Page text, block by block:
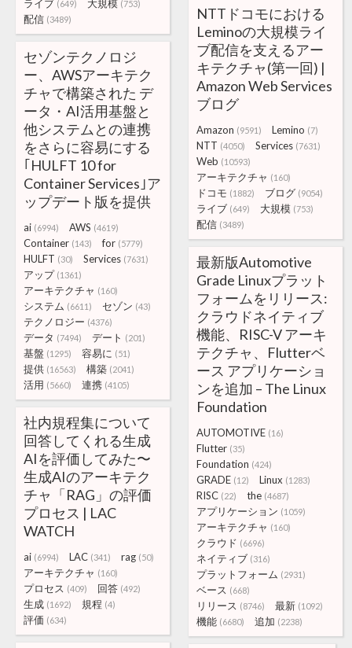
ライブ (649) 大規模 (753)
配信 (3489)
NTTドコモにおける
Leminoの大規模ライ
ブ配信を支えるアー
キテクチャ(第一回) |
Amazon Web Services
ブログ
Amazon (9591) Lemino (7)
NTT (4050) Services (7631)
Web (10593)
アーキテクチャ (160)
ドコモ (1882) ブログ (9054)
ライブ (649) 大規模 (753)
配信 (3489)
セゾンテクノロジ
ー、AWSアーキテク
チャで構築された デ
ータ・AI活用基盤と
他システムとの連携
をさらに容易にする
｢HULFT 10 for
Container Services｣ア
ップデート版を提供
ai (6994) AWS (4619)
Container (143) for (5779)
HULFT (30) Services (7631)
アップ (1361)
アーキテクチャ (160)
システム (6611) セゾン (43)
テクノロジー (4376)
データ (7494) デート (201)
基盤 (1295) 容易に (51)
提供 (16563) 構築 (2041)
活用 (5660) 連携 (4105)
最新版Automotive
Grade Linuxプラット
フォームをリリース:
クラウドネイティブ
機能、RISC-V アーキ
テクチャ、Flutterベ
ース アプリケーショ
ンを追加 – The Linux
Foundation
AUTOMOTIVE (16)
Flutter (35)
Foundation (424)
GRADE (12) Linux (1283)
RISC (22) the (4687)
アプリケーション (1059)
アーキテクチャ (160)
クラウド (6696)
ネイティブ (316)
プラットフォーム (2931)
ベース (668)
リリース (8746) 最新 (1092)
機能 (6680) 追加 (2238)
社内規程集について
回答してくれる生成
AIを評価してみた〜
生成AIのアーキテク
チャ「RAG」の評価
プロセス | LAC
WATCH
ai (6994) LAC (341) rag (50)
アーキテクチャ (160)
プロセス (409) 回答 (492)
生成 (1692) 規程 (4)
評価 (634)